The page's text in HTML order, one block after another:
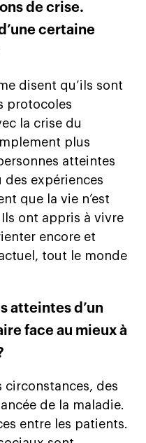
de crise.
certaine
disent qu’ils sont
protocoles
la crise du
plus
atteintes
des expériences
que la vie n’est
ont appris à vivre
encore et
tout le monde
atteintes d’un
face au mieux à
circonstances, des
de la maladie.
entre les patients.